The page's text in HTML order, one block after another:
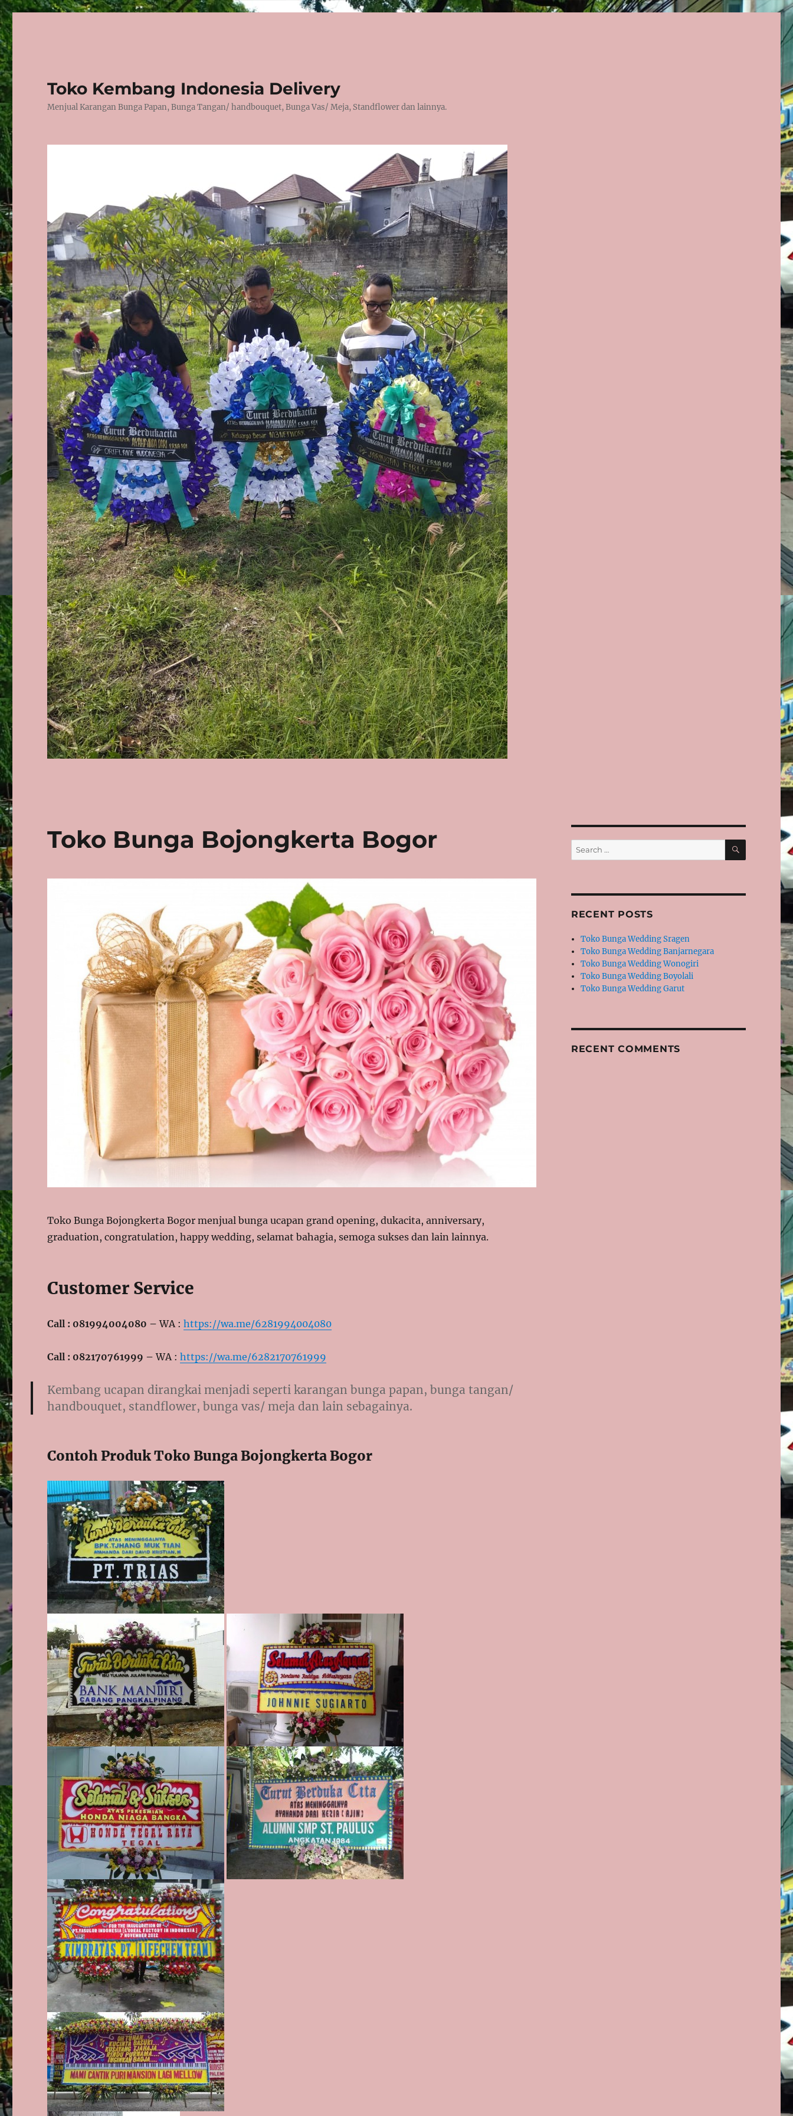
Toko Kembang Indonesia Delivery
Menjual Karangan Bunga Papan, Bunga Tangan/ handbouquet, Bunga Vas/ Meja, Standflower dan lainnya.
Toko Bunga Bojongkerta Bogor
Toko Bunga Bojongkerta Bogor menjual bunga ucapan grand opening, dukacita, anniversary,
graduation, congratulation, happy wedding, selamat bahagia, semoga sukses dan lain lainnya.
Customer Service
Call : 081994004080 –WA :https://wa.me/6281994004080
Call : 082170761999 –WA :https://wa.me/6282170761999
Kembang ucapan dirangkai menjadi seperti karangan bunga papan, bunga tangan/
handbouquet, standflower, bunga vas/ meja dan lain sebagainya.
Contoh Produk Toko Bunga Bojongkerta Bogor
Search
for:
SEARCH
RECENT POSTS
Toko Bunga Wedding Sragen
Toko Bunga Wedding Banjarnegara
Toko Bunga Wedding Wonogiri
Toko Bunga Wedding Boyolali
Toko Bunga Wedding Garut
RECENT COMMENTS